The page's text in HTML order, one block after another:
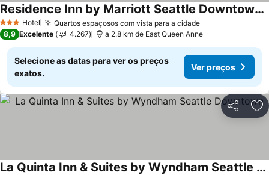
3 EstrelasHotel Quartos espaçosos com vista para a cidade
Residence Inn by Marriott Seattle Downtown/Convention Center
8,9 Excelente 4.267 a 2.8 km de East Queen Anne
Selecione as datas para ver os preços
exatos.
Ver preços
Partilhar
La Quinta Inn & Suites by Wyndham Seattle Downtown